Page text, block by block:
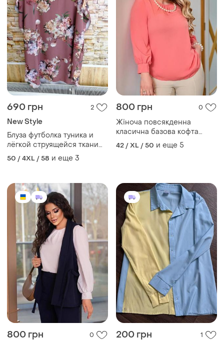
690 грн 2
New Style
Блуза футболка туника и
лёгкой струящейся ткани
супер софт
50 / 4XL / 58 и еще 3
800 грн 0
Жіноча повсякденна
класична базова кофта
блуза блузка тканина софт
42 / XL / 50 и еще 5
800 грн 0 200 грн 1